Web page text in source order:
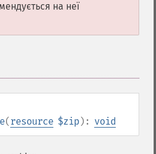
на неї
(resource $zip): void